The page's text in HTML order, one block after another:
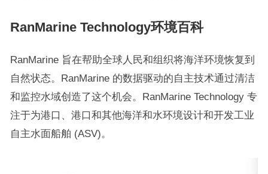
RanMarine Technology环境百科
RanMarine 旨在帮助全球人民和组织将海洋环境恢复到
自然状态。RanMarine 的数据驱动的自主技术通过清洁
和监控水域创造了这个机会。RanMarine Technology 专
注于为港口、港口和其他海洋和水环境设计和开发工业
自主水面船舶 (ASV)。